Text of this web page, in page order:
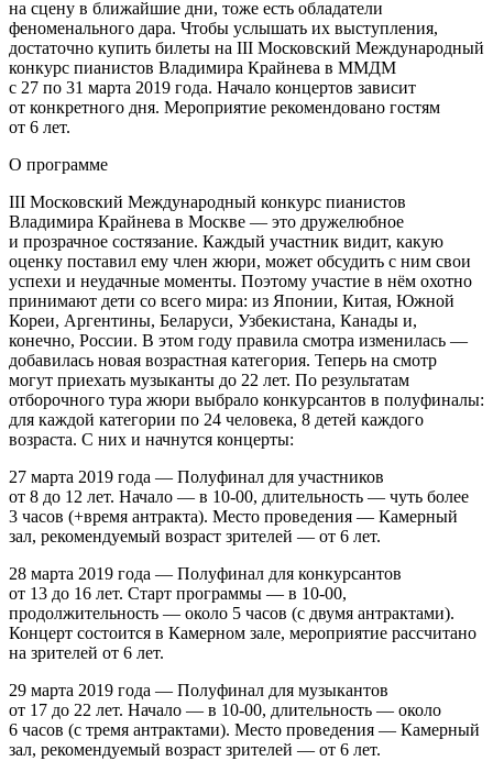
на сцену в ближайшие дни, тоже есть обладатели
феноменального дара. Чтобы услышать их выступления,
достаточно купить билеты на III Московский Международный
конкурс пианистов Владимира Крайнева в ММДМ
с 27 по 31 марта 2019 года. Начало концертов зависит
от конкретного дня. Мероприятие рекомендовано гостям
от 6 лет.
О программе
III Московский Международный конкурс пианистов
Владимира Крайнева в Москве — это дружелюбное
и прозрачное состязание. Каждый участник видит, какую
оценку поставил ему член жюри, может обсудить с ним свои
успехи и неудачные моменты. Поэтому участие в нём охотно
принимают дети со всего мира: из Японии, Китая, Южной
Кореи, Аргентины, Беларуси, Узбекистана, Канады и,
конечно, России. В этом году правила смотра изменилась —
добавилась новая возрастная категория. Теперь на смотр
могут приехать музыканты до 22 лет. По результатам
отборочного тура жюри выбрало конкурсантов в полуфиналы:
для каждой категории по 24 человека, 8 детей каждого
возраста. С них и начнутся концерты:
27 марта 2019 года — Полуфинал для участников
от 8 до 12 лет. Начало — в 10-00, длительность — чуть более
3 часов (+время антракта). Место проведения — Камерный
зал, рекомендуемый возраст зрителей — от 6 лет.
28 марта 2019 года — Полуфинал для конкурсантов
от 13 до 16 лет. Старт программы — в 10-00,
продолжительность — около 5 часов (с двумя антрактами).
Концерт состоится в Камерном зале, мероприятие рассчитано
на зрителей от 6 лет.
29 марта 2019 года — Полуфинал для музыкантов
от 17 до 22 лет. Начало — в 10-00, длительность — около
6 часов (с тремя антрактами). Место проведения — Камерный
зал, рекомендуемый возраст зрителей — от 6 лет.